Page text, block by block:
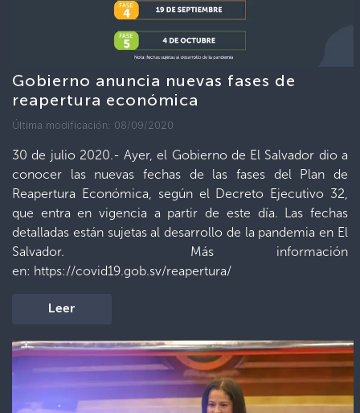
Gobierno anuncia nuevas fases de
reapertura económica
Última modificación: 08/09/2020
30 de julio 2020.- Ayer, el Gobierno de El Salvador dio a
conocer las nuevas fechas de las fases del Plan de
Reapertura Económica, según el Decreto Ejecutivo 32,
que entra en vigencia a partir de este día. Las fechas
detalladas están sujetas al desarrollo de la pandemia en El
Salvador. Más información
en: https://covid19.gob.sv/reapertura/
Leer